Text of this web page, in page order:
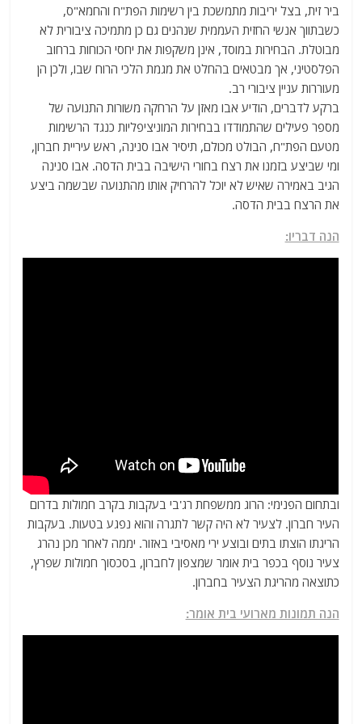
ביר זית, בצל יריבות מתמשכת בין רשימות הפת"ח והחמא"ס,
כשבתווך אנשי החזית העממית שנהנים גם כן מתמיכה ציבורית לא
מבוטלת. הבחירות במוסד, אינן משקפות את יחסי הכוחות ברחוב
הפלסטיני, אך מבטאים בהחלט את מגמת הלכי הרוח שבו, ולכן הן
מעוררות עניין ציבורי רב.
ברקע לדברים, הודיע אבו מאזן על הרחקה משורות התנועה של
מספר פעילים שהתמודדו בבחירות המוניציפליות כנגד הרשימות
מטעם הפת"ח, הבולט מכולם, תיסיר אבו סנינה, ראש עיריית חברון,
ומי שביצע בזמנו את רצח בחורי הישיבה בבית הדסה. אבו סנינה
הגיב באמירה שאיש לא יוכל להרחיק אותו מהתנועה שבשמה ביצע
את הרצח בבית הדסה.
הנה דבריו:
ובתחום הפנימי: הרוג ממשפחת רג'בי בעקבות בקרב חמולות בדרום
העיר חברון. לצעיר לא היה קשר לתגרה והוא נפגע בטעות. בעקבות
הריגתו הוצתו בתים ובוצע ירי מאסיבי באזור. יממה לאחר מכן נהרג
צעיר נוסף בכפר בית אומר שמצפון לחברון, בסכסוך חמולות שפרץ,
כתוצאה מהריגת הצעיר בחברון.
הנה תמונות מארועי בית אומר: